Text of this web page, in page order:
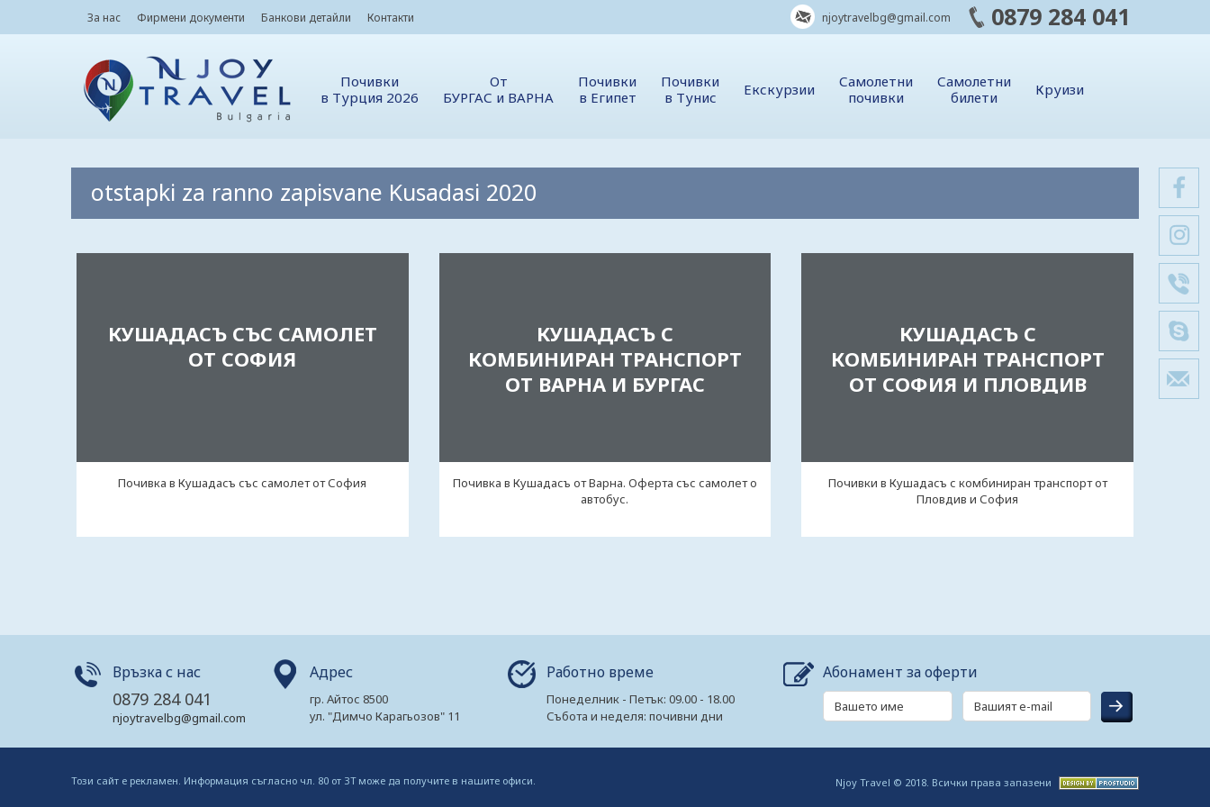
За нас Фирмени документи Банкови детайли Контакти 0879 284 041
njoytravelbg@gmail.com
Почивки
в Турция 2026
От
БУРГАС и ВАРНА
Почивки
в Египет
Почивки
в Тунис
Екскурзии
Самолетни
почивки
Самолетни
билети
Круизи
otstapki za ranno zapisvane Kusadasi 2020
КУШАДАСЪ СЪС САМОЛЕТ
ОТ СОФИЯ
Почивка в Кушадасъ със самолет от София
КУШАДАСЪ С
КОМБИНИРАН ТРАНСПОРТ
ОТ ВАРНА И БУРГАС
Почивка в Кушадасъ от Варна. Оферта със самолет о
автобус.
КУШАДАСЪ С
КОМБИНИРАН ТРАНСПОРТ
ОТ СОФИЯ И ПЛОВДИВ
Почивки в Кушадасъ с комбиниран транспорт от
Пловдив и София
Връзка с нас
0879 284 041
njoytravelbg@gmail.com
Адрес
гр. Айтос 8500
ул. "Димчо Карагьозов" 11
Работно време
Понеделник - Петък: 09.00 - 18.00
Събота и неделя: почивни дни
Абонамент за оферти
Този сайт е рекламен. Информация съгласно чл. 80 от ЗТ може да получите в нашите офиси. Njoy Travel © 2018. Всички права запазени